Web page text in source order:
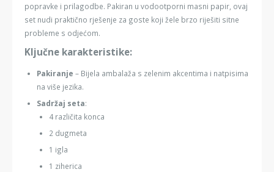
popravke i prilagodbe. Pakiran u vodootporni masni papir, ovaj
set nudi praktično rješenje za goste koji žele brzo riješiti sitne
probleme s odjećom.
Ključne karakteristike:
Pakiranje – Bijela ambalaža s zelenim akcentima i natpisima
na više jezika.
Sadržaj seta:
4 različita konca
2 dugmeta
1 igla
1 ziherica